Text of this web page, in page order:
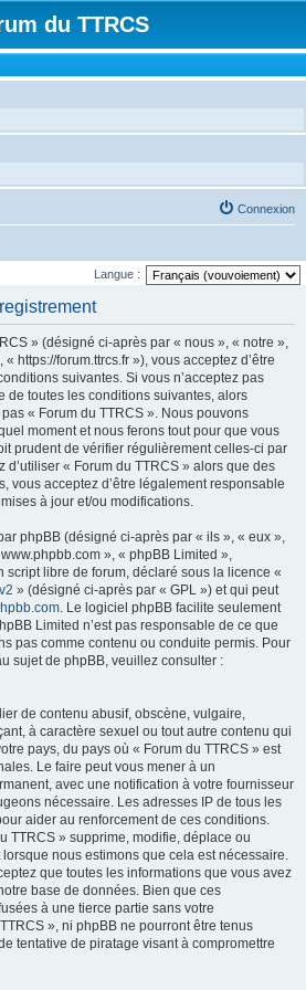
du TTRCS
Connexion
Langue :
» (désigné ci-après par « nous », « notre »,
https://forum.ttrcs.fr »), vous acceptez d’être
suivantes. Si vous n’acceptez pas
de toutes les conditions suivantes, alors
« Forum du TTRCS ». Nous pouvons
moment et nous ferons tout pour que vous
prudent de vérifier régulièrement celles-ci par
d’utiliser « Forum du TTRCS » alors que des
vous acceptez d’être légalement responsable
à jour et/ou modifications.
phpBB (désigné ci-après par « ils », « eux »,
», « phpBB Limited »,
script libre de forum, déclaré sous la licence «
» (désigné ci-après par « GPL ») et qui peut
. Le logiciel phpBB facilite seulement
Limited n’est pas responsable de ce que
pas comme contenu ou conduite permis. Pour
sujet de phpBB, veuillez consulter :
de contenu abusif, obscène, vulgaire,
à caractère sexuel ou tout autre contenu qui
pays, du pays où « Forum du TTRCS » est
Le faire peut vous mener à un
avec une notification à votre fournisseur
nécessaire. Les adresses IP de tous les
aider au renforcement de ces conditions.
TTRCS » supprime, modifie, déplace ou
nous estimons que cela est nécessaire.
que toutes les informations que vous avez
base de données. Bien que ces
à une tierce partie sans votre
», ni phpBB ne pourront être tenus
tentative de piratage visant à compromettre